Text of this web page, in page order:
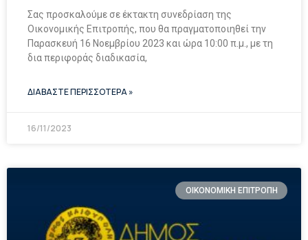
Σας προσκαλούμε σε έκτακτη συνεδρίαση της
Οικονομικής Επιτροπής, που θα πραγματοποιηθεί την
Παρασκευή 16 Νοεμβρίου 2023 και ώρα 10:00 π.μ., με τη
δια περιφοράς διαδικασία,
ΔΙΑΒΑΣΤΕ ΠΕΡΙΣΣΟΤΕΡΑ »
16/11/2023
ΟΙΚΟΝΟΜΙΚΗ ΕΠΙΤΡΟΠΗ